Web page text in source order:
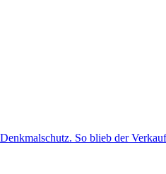
So blieb der